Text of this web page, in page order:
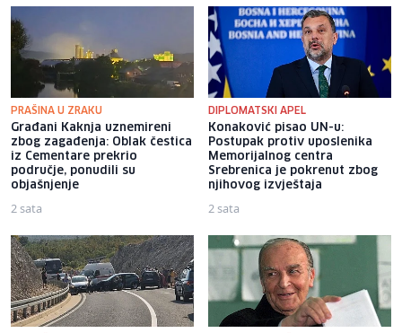
PRAŠINA U ZRAKU
Građani Kaknja uznemireni
zbog zagađenja: Oblak čestica
iz Cementare prekrio
područje, ponudili su
objašnjenje
2 sata
DIPLOMATSKI APEL
Konaković pisao UN-u:
Postupak protiv uposlenika
Memorijalnog centra
Srebrenica je pokrenut zbog
njihovog izvještaja
2 sata